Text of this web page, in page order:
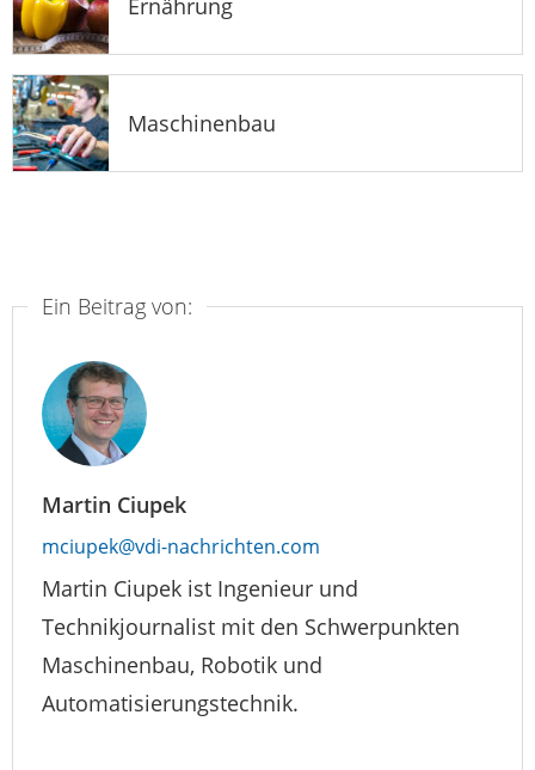
Ernährung
Maschinenbau
Ein Beitrag von:
Martin Ciupek
mciupek@vdi-nachrichten.com
Martin Ciupek ist Ingenieur und
Technikjournalist mit den Schwerpunkten
Maschinenbau, Robotik und
Automatisierungstechnik.